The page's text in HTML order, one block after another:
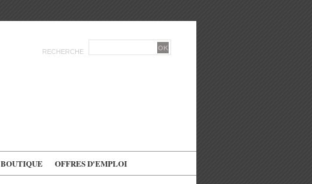
RECHERCHE
BOUTIQUE OFFRES D'EMPLOI